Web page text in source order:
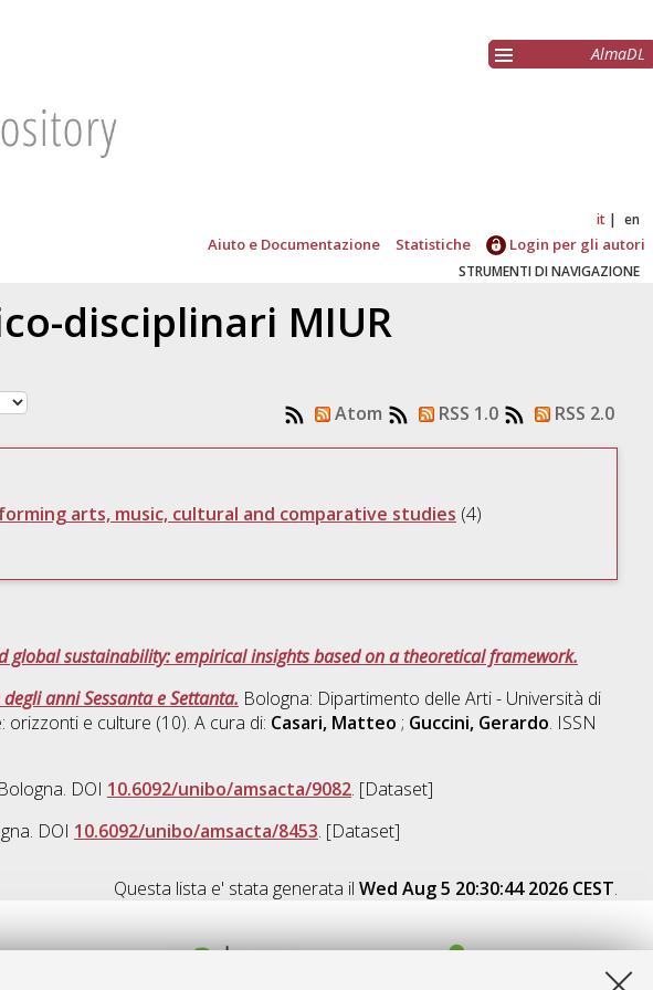
AlmaDL
it en
Aiuto e Documentazione Statistiche Login per gli autori
STRUMENTI DI NAVIGAZIONE
disciplinari MIUR
Atom RSS 1.0 RSS 2.0
arts, music, cultural and comparative studies (4)
sustainability: empirical insights based on a theoretical framework.
anni Sessanta e Settanta. Bologna: Dipartimento delle Arti - Università di
orizzonti e culture (10). A cura di: Casari, Matteo ; Guccini, Gerardo. ISSN
DOI 10.6092/unibo/amsacta/9082. [Dataset]
DOI 10.6092/unibo/amsacta/8453. [Dataset]
Questa lista e' stata generata ilWed Aug 5 20:30:44 2026 CEST.